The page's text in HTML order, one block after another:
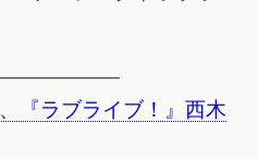
——————
『ラブライブ！』西木